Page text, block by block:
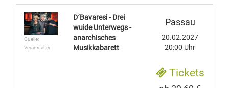
Quelle:
Veranstalter
D´Bavaresi - Drei
wuide Unterwegs -
anarchisches
Musikkabarett
Passau
20.02.2027
20:00 Uhr
Tickets